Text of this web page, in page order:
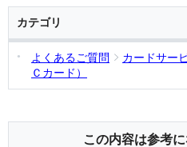
カテゴリ
よくあるご質問 カードサー
Ｃカード）
この内容は参考